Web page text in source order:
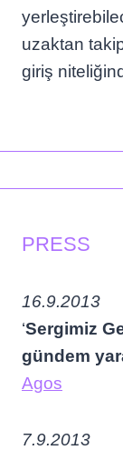
uzaktan
giriş
PRESS
16.9.2013
‘Sergimiz
gündem
Agos
7.9.2013